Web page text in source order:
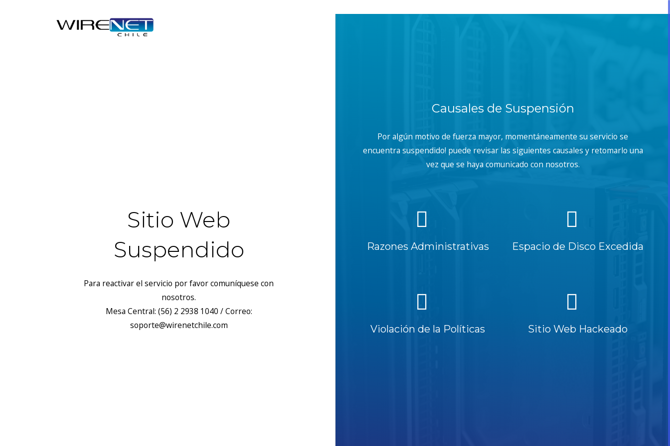
Sitio Web
Suspendido
Para reactivar el servicio por favor comuníquese con
nosotros.
Mesa Central: (56) 2 2938 1040 / Correo:
soporte@wirenetchile.com
Causales de Suspensión
Por algún motivo de fuerza mayor, momentáneamente su servicio se
encuentra suspendido! puede revisar las siguientes causales y retomarlo una
vez que se haya comunicado con nosotros.
Razones Administrativas Espacio de Disco Excedida
Violación de la Políticas Sitio Web Hackeado